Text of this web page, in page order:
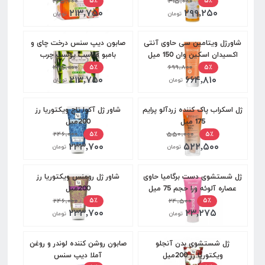
۲۹۹,۲۵۰ تومان ۲۱۳,۷۵۰ تومان
شاورژل ویتامین سی حاوی آنتی
اکسیدان اسکین وان 150 میل
۵٪
۶۹۹,۸۰۰
۶۶۴,۸۱۰ تومان
صابون دیپ سنس درخت چای و
بامبو مناسب پوست چرب
۵٪
۲۲۵,۰۰۰
۲۱۳,۷۵۰ تومان
ژل اسکراب پاک کننده زردآلو پرایم
175 میل
۵٪
۵۵۰,۰۰۰
۵۲۲,۵۰۰ تومان
شاور ژل آکوا تاچ ویکتوریا رز
200میل
۵٪
۲۴۶,۰۰۰
۲۳۳,۷۰۰ تومان
ژل شستشوی دست برگامیا حاوی
عصاره آلوئه ورا حجم 75 میل
۵٪
۲۴,۵۰۰
۲۳,۲۷۵ تومان
شاور ژل رومنس ویکتوریا رز
200میل
۵٪
۲۴۶,۰۰۰
۲۳۳,۷۰۰ تومان
ژل شستشوی بدن آنجلو
ویکتوریا رز 200میل
صابون روشن کننده لوندر و روغن
آملا دیپ سنس